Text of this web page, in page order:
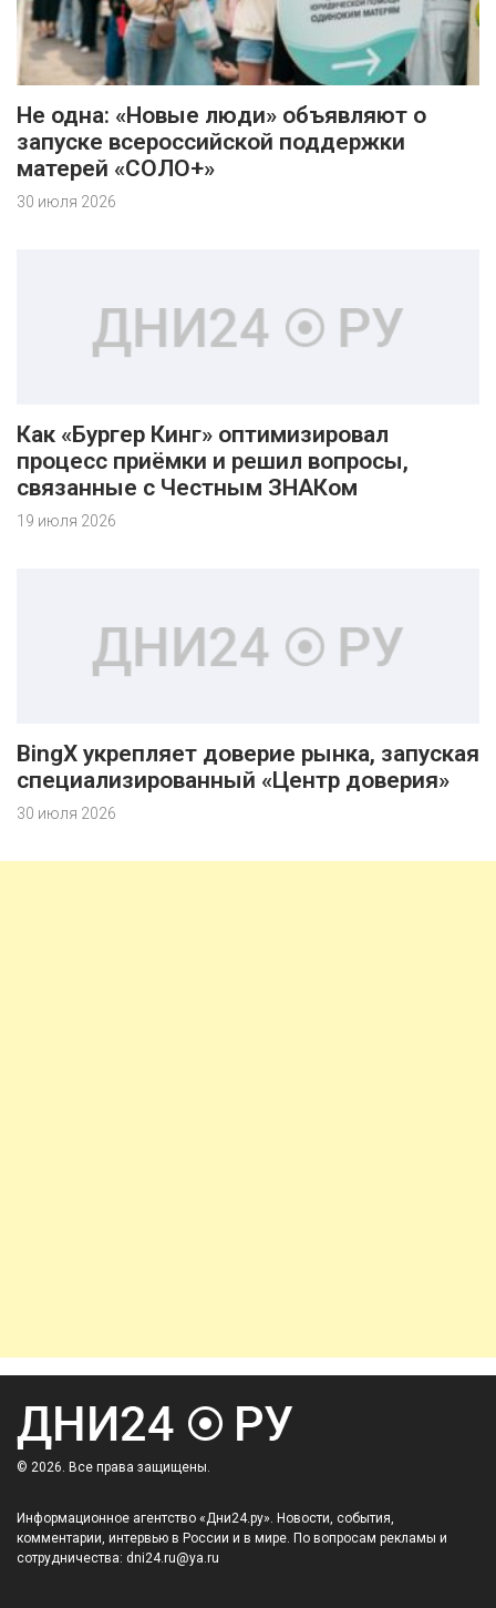
Не одна: «Новые люди» объявляют о
запуске всероссийской поддержки
матерей «СОЛО+»
30 июля 2026
Как «Бургер Кинг» оптимизировал
процесс приёмки и решил вопросы,
связанные с Честным ЗНАКом
19 июля 2026
BingX укрепляет доверие рынка, запуская
специализированный «Центр доверия»
30 июля 2026
© 2026. Все права защищены.
Информационное агентство «Дни24.ру». Новости, события,
комментарии, интервью в России и в мире. По вопросам рекламы и
сотрудничества: dni24.ru@ya.ru